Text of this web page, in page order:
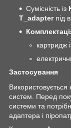
Сумісність із
T_adapterпід
картридж
Застосування
Використовується
систем. Перед
системи та
адаптера і